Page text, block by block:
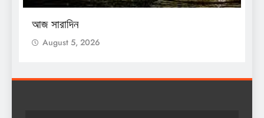
আজ সারাদিন
August 5, 2026